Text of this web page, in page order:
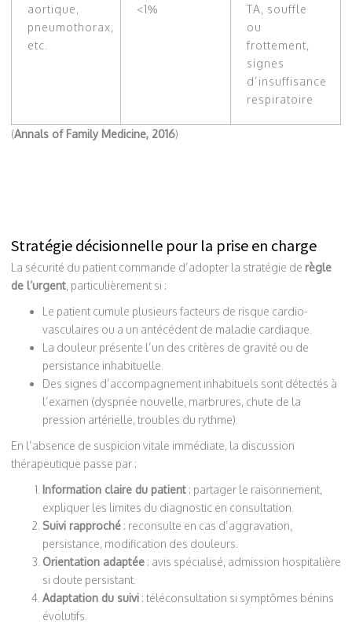
aortique,
pneumothorax,
etc.
<1%
TA, souffle
ou
frottement,
signes
d’insuffisance
respiratoire
(Annals of Family Medicine, 2016)
Stratégie décisionnelle pour la prise en charge
La sécurité du patient commande d’adopter la stratégie de règle
de l’urgent, particulièrement si :
Le patient cumule plusieurs facteurs de risque cardio-
vasculaires ou a un antécédent de maladie cardiaque.
La douleur présente l’un des critères de gravité ou de
persistance inhabituelle.
Des signes d’accompagnement inhabituels sont détectés à
l’examen (dyspnée nouvelle, marbrures, chute de la
pression artérielle, troubles du rythme).
En l’absence de suspicion vitale immédiate, la discussion
thérapeutique passe par :
Information claire du patient : partager le raisonnement,
expliquer les limites du diagnostic en consultation.
Suivi rapproché : reconsulte en cas d’aggravation,
persistance, modification des douleurs.
Orientation adaptée : avis spécialisé, admission hospitalière
si doute persistant.
Adaptation du suivi : téléconsultation si symptômes bénins
évolutifs.